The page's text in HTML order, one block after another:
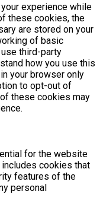
experience while
these cookies, the
are stored on your
of basic
third-party
how you use this
your browser only
to opt-out of
these cookies may
for the website
cookies that
features of the
personal